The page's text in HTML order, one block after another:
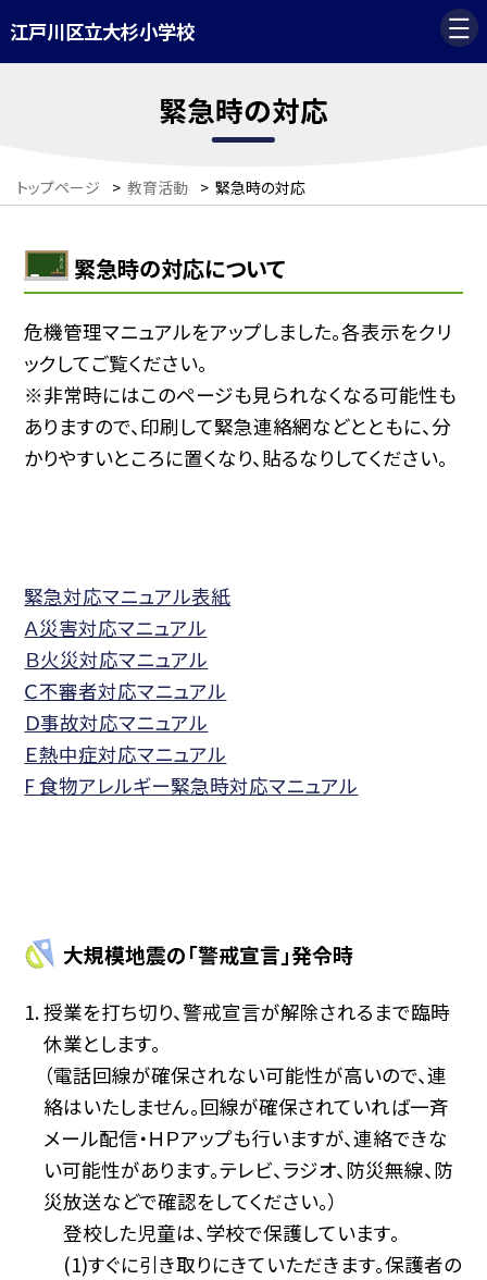
江戸川区立大杉小学校
緊急時の対応
トップページ > 教育活動 > 緊急時の対応
緊急時の対応について
危機管理マニュアルをアップしました。各表示をクリ
ックしてご覧ください。
※非常時にはこのページも見られなくなる可能性も
ありますので、印刷して緊急連絡網などとともに、分
かりやすいところに置くなり、貼るなりしてください。
緊急対応マニュアル表紙
Ａ災害対応マニュアル
Ｂ火災対応マニュアル
Ｃ不審者対応マニュアル
Ｄ事故対応マニュアル
Ｅ熱中症対応マニュアル
F 食物アレルギー緊急時対応マニュアル
大規模地震の「警戒宣言」発令時
授業を打ち切り、警戒宣言が解除されるまで臨時
休業とします。
（電話回線が確保されない可能性が高いので、連
絡はいたしません。回線が確保されていれば一斉
メール配信・ＨＰアップも行いますが、連絡できな
い可能性があります。テレビ、ラジオ、防災無線、防
災放送などで確認をしてください。）
登校した児童は、学校で保護しています。
(1)すぐに引き取りにきていただきます。保護者の